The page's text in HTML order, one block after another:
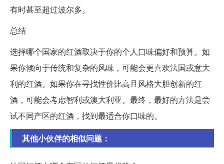
有时甚至超过波尔多。
总结
选择哪个国家的红酒取决于你的个人口味偏好和预算。如
果你倾向于传统和复杂的风味，可能会更喜欢法国或意大
利的红酒。如果你在寻找性价比高且风格大胆创新的红
酒，可能会考虑智利或澳大利亚。最终，最好的方法是尝
试不同产区的红酒，找到最适合你口味的。
其他小伙伴的相似问题：